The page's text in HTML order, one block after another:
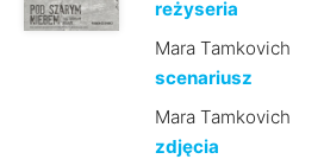
reżyseria
Mara Tamkovich
scenariusz
Mara Tamkovich
zdjęcia